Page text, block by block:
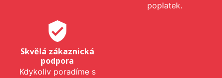
poplatek.
verified_user
Skvělá zákaznická
podpora
Kdykoliv poradíme s